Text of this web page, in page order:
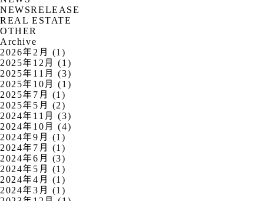
NEWSRELEASE
REAL ESTATE
OTHER
Archive
2026年2月 (1)
2025年12月 (1)
2025年11月 (3)
2025年10月 (1)
2025年7月 (1)
2025年5月 (2)
2024年11月 (3)
2024年10月 (4)
2024年9月 (1)
2024年7月 (1)
2024年6月 (3)
2024年5月 (1)
2024年4月 (1)
2024年3月 (1)